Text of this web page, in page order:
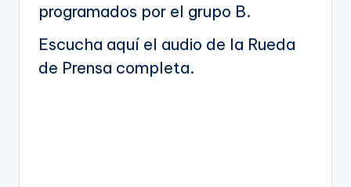
programados por el grupo B.
Escucha aquí el audio de la Rueda
de Prensa completa.